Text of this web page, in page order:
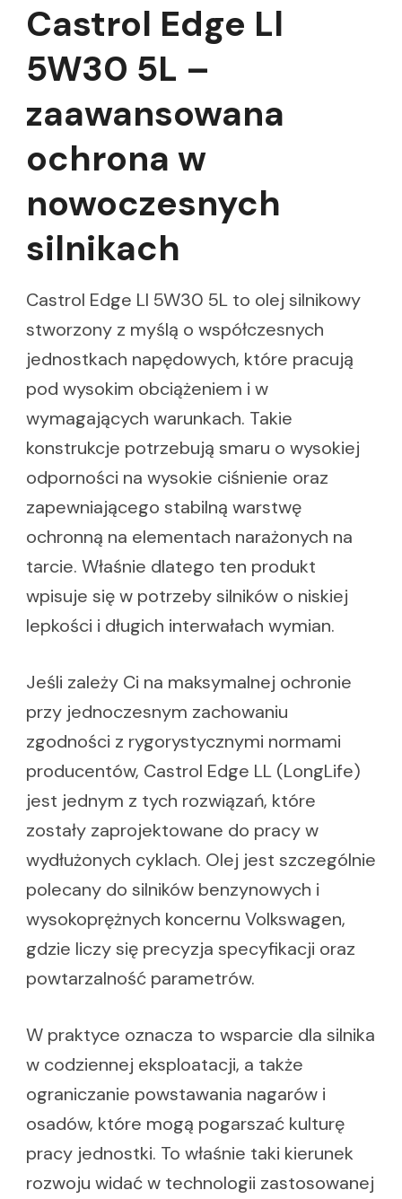
Castrol Edge Ll
5W30 5L –
zaawansowana
ochrona w
nowoczesnych
silnikach
Castrol Edge Ll 5W30 5L to olej silnikowy
stworzony z myślą o współczesnych
jednostkach napędowych, które pracują
pod wysokim obciążeniem i w
wymagających warunkach. Takie
konstrukcje potrzebują smaru o wysokiej
odporności na wysokie ciśnienie oraz
zapewniającego stabilną warstwę
ochronną na elementach narażonych na
tarcie. Właśnie dlatego ten produkt
wpisuje się w potrzeby silników o niskiej
lepkości i długich interwałach wymian.
Jeśli zależy Ci na maksymalnej ochronie
przy jednoczesnym zachowaniu
zgodności z rygorystycznymi normami
producentów, Castrol Edge LL (LongLife)
jest jednym z tych rozwiązań, które
zostały zaprojektowane do pracy w
wydłużonych cyklach. Olej jest szczególnie
polecany do silników benzynowych i
wysokoprężnych koncernu Volkswagen,
gdzie liczy się precyzja specyfikacji oraz
powtarzalność parametrów.
W praktyce oznacza to wsparcie dla silnika
w codziennej eksploatacji, a także
ograniczanie powstawania nagarów i
osadów, które mogą pogarszać kulturę
pracy jednostki. To właśnie taki kierunek
rozwoju widać w technologii zastosowanej